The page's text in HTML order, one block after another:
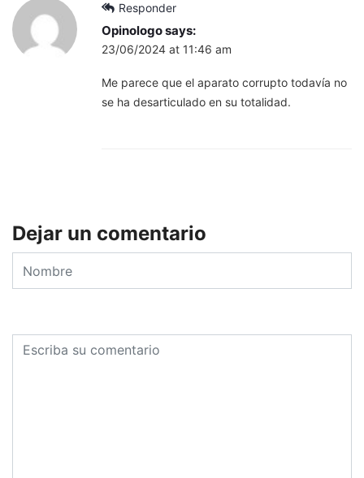
Responder
Opinologosays:
23/06/2024 at 11:46 am
Me parece que el aparato corrupto todavía no
se ha desarticulado en su totalidad.
Dejar un comentario